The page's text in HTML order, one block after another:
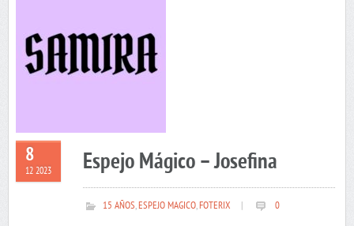
8
12 2023 Espejo Mágico – Josefina
15 AÑOS,ESPEJO MAGICO,FOTERIX 0